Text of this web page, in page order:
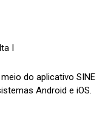
I
do aplicativo SINE
Android e iOS.